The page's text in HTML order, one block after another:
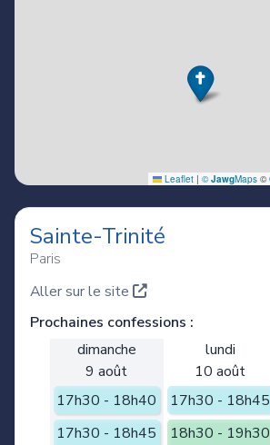
Sainte-Trinité
Paris
Aller sur le site
Prochaines confessions :
dimanche
lundi
9 août
10 août
17h30 - 18h40
17h30 - 18h45
17h30 - 18h45
18h30 - 19h30